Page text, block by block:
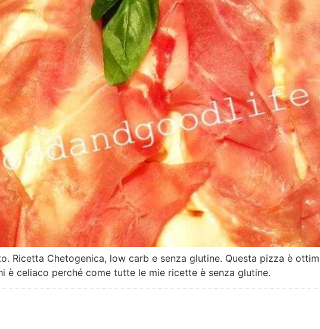
Ricetta Chetogenica, low carb e senza glutine. Questa pizza è
è celiaco perché come tutte le mie ricette è senza glutine.